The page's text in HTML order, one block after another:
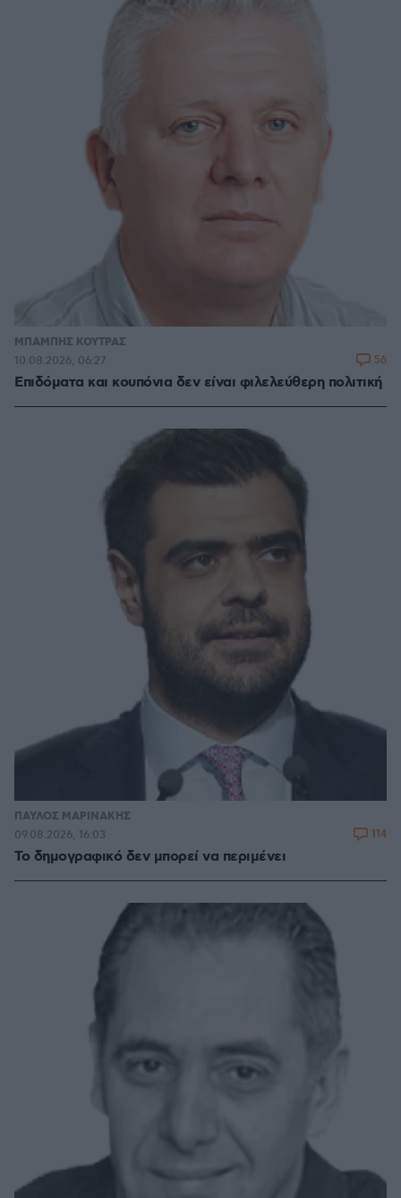
ΜΠΑΜΠΗΣ ΚΟΥΤΡΑΣ
Επιδόματα και κουπόνια δεν είναι φιλελεύθερη πολιτική
10.08.2026, 06:27 56
ΠΑΥΛΟΣ ΜΑΡΙΝΑΚΗΣ
Το δημογραφικό δεν μπορεί να περιμένει
09.08.2026, 16:03 114